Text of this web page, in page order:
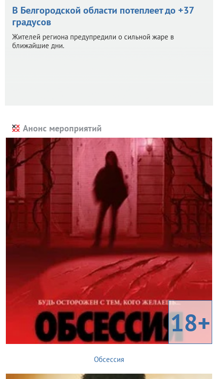
В Белгородской области потеплеет до +37
градусов
Жителей региона предупредили о сильной жаре в
ближайшие дни.
Анонс мероприятий
18+
Обсессия